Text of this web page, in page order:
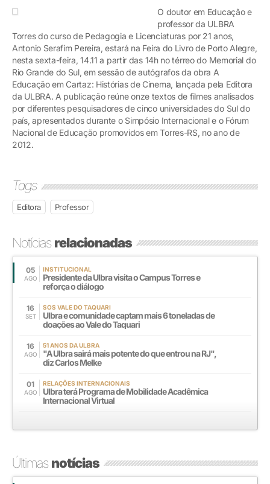
O doutor em Educação e
professor da ULBRA
Torres do curso de Pedagogia e Licenciaturas por 21 anos,
Antonio Serafim Pereira, estará na Feira do Livro de Porto Alegre,
nesta sexta-feira, 14.11 a partir das 14h no térreo do Memorial do
Rio Grande do Sul, em sessão de autógrafos da obra A
Educação em Cartaz: Histórias de Cinema, lançada pela Editora
da ULBRA. A publicação reúne onze textos de filmes analisados
por diferentes pesquisadores de cinco universidades do Sul do
país, apresentados durante o Simpósio Internacional e o Fórum
Nacional de Educação promovidos em Torres-RS, no ano de
2012.
Tags
Editora Professor
Notíciasrelacionadas
05
AGO
INSTITUCIONAL
Presidente da Ulbra visita o Campus Torres e
reforça o diálogo
16
SET
SOS VALE DO TAQUARI
Ulbra e comunidade captam mais 6 toneladas de
doações ao Vale do Taquari
16
AGO
51 ANOS DA ULBRA
"A Ulbra sairá mais potente do que entrou na RJ",
diz Carlos Melke
01
AGO
RELAÇÕES INTERNACIONAIS
Ulbra terá Programa de Mobilidade Acadêmica
Internacional Virtual
Últimasnotícias